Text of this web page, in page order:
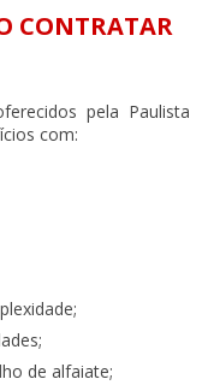
CONTRATAR
pela Paulista
com:
de alfaiate;